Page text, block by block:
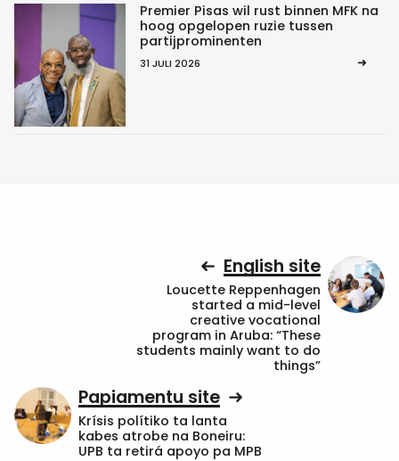
Premier Pisas wil rust binnen MFK na
hoog opgelopen ruzie tussen
partijprominenten
31 JULI 2026
English site
Loucette Reppenhagen
started a mid-level
creative vocational
program in Aruba: “These
students mainly want to do
things”
Papiamentu site
Krísis polítiko ta lanta
kabes atrobe na Boneiru:
UPB ta retirá apoyo pa MPB